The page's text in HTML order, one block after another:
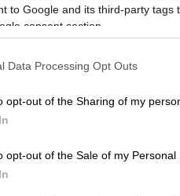
to Google and its third-party
consent section.
Data Processing Opt Outs
opt-out of the Sharing of my
opt-out of the Sale of my Personal
το ΕΘΝΟΣ στη Google